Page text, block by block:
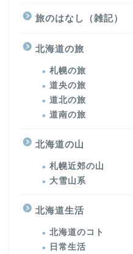
旅のはなし（雑記）
北海道の旅
札幌の旅
道央の旅
道北の旅
道南の旅
北海道の山
札幌近郊の山
大雪山系
北海道生活
北海道のコト
日常生活